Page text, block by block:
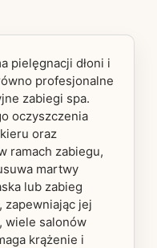
pielęgnacji dłoni i
profesjonalne
zabiegi spa.
oczyszczenia
oraz
ramach zabiegu,
martwy
lub zabieg
zapewniając jej
wiele salonów
krążenie i